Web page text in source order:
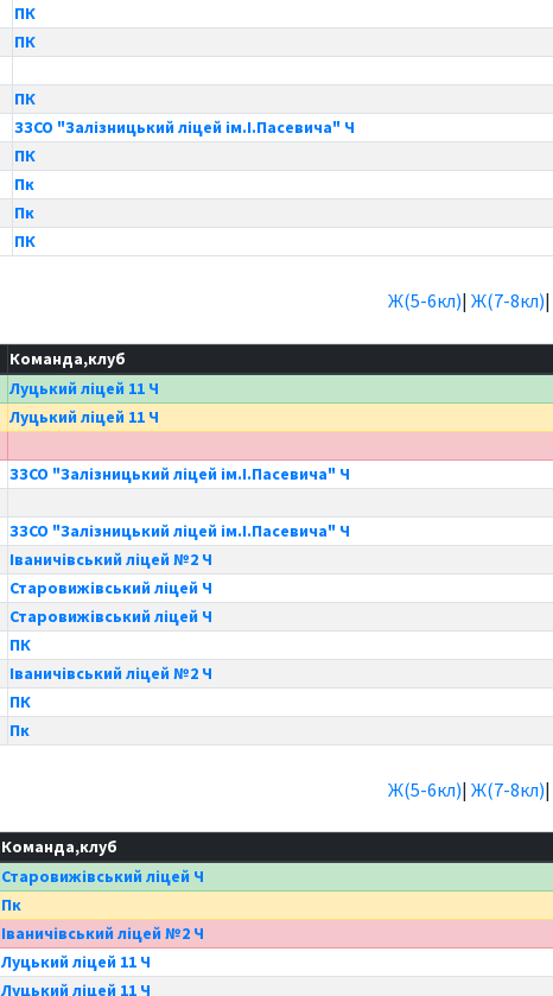
ПК
ПК
ПК
ЗЗСО "Залізницький ліцей ім.І.Пасевича" Ч
ПК
Пк
Пк
ПК
Ж(5-6кл)| Ж(7-8кл)|
Команда,клуб
Луцький ліцей 11 Ч
Луцький ліцей 11 Ч
ЗЗСО "Залізницький ліцей ім.І.Пасевича" Ч
ЗЗСО "Залізницький ліцей ім.І.Пасевича" Ч
Іваничівський ліцей №2 Ч
Старовижівський ліцей Ч
Старовижівський ліцей Ч
ПК
Іваничівський ліцей №2 Ч
ПК
Пк
Ж(5-6кл)| Ж(7-8кл)|
Команда,клуб
Старовижівський ліцей Ч
Пк
Іваничівський ліцей №2 Ч
Луцький ліцей 11 Ч
Луцький ліцей 11 Ч